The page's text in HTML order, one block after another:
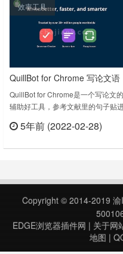
arXiv abstract pages.……
效率工具
QuillBot for Chrome 写论文语
法检查 释义改写辅助
QuillBot for Chrome是一个写论文的
辅助好工具，参考文献里的句子贴
避免重复语句。也是写文章做伪原创
QuillBot for Chrome v1.2.6上次更新
5年前 (2022-02-28)
Copyright © 2014-2019
EDGE浏览器插件网 | 关于网
地图 |